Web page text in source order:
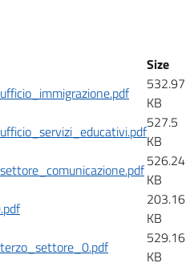
Size
532.97
KB
527.5
KB
526.24
KB
203.16
KB
529.16
KB